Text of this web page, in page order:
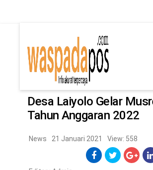
Home News
Ekonomi Hukum & Kriminal
Politik Metro
Hiburan Pendidikan
Edukasi Tekno
Home News Ekonomi Hukum &
News
Desa Laiyolo Gelar
Tahun Anggaran 2022
News 21 Januari 2021 View: 558